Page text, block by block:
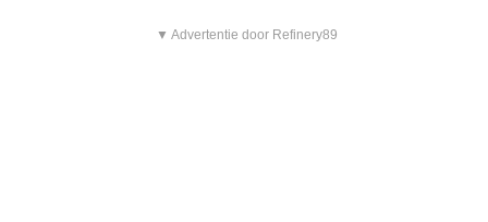
▼ Advertentie door Refinery89